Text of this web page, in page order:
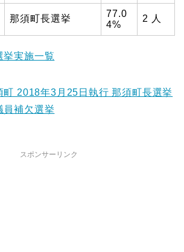
那須町長選挙
77.0
4%
2 人
挙実施一覧
町 2018年3月25日執行 那須町長選挙
員補欠選挙
スポンサーリンク